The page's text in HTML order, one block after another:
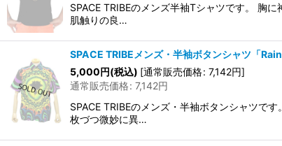
SPACE TRIBEのメンズ半袖Tシャツです。 胸
肌触りの良…
SPACE TRIBEメンズ・半袖ボタンシャツ「
5,000円(税込) [通常販売価格: 7,142円]
通常販売価格: 7,142円
SPACE TRIBEのメンズ・半袖ボタンシャツで
枚づつ微妙に異…